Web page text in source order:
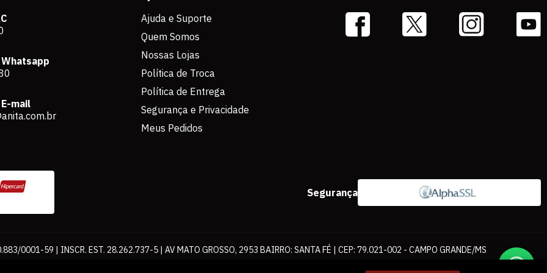
mail
Ajuda e Suporte
Quem Somos
Nossas Lojas
Política de Troca
Política de Entrega
Segurança e Privacidade
Meus Pedidos
Segurança
0001-59 | INSCR. EST. 28.262.737-5 | AV MATO GROSSO, 2953 BAIRRO: SANTA FÉ | CEP: 79.021-002 - CAMPO GRANDE/MS